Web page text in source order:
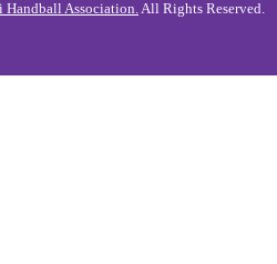
Handball Association.All Rights Reserved.